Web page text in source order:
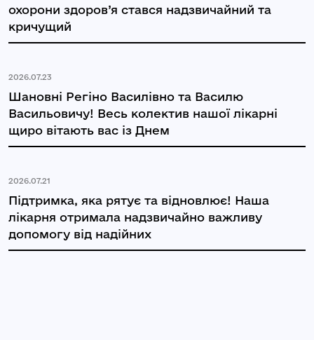
охорони здоров’я стався надзвичайний та
кричущий
2026.07.23
Шановні Регіно Василівно та Василю
Васильовичу! Весь колектив нашої лікарні
щиро вітають вас із Днем
2026.07.21
Підтримка, яка рятує та відновлює! Наша
лікарня отримала надзвичайно важливу
допомогу від надійних